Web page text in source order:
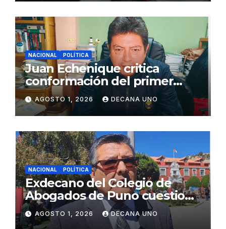
NACIONAL POLÍTICA
Juan Echenique critica
conformación del primer
gabinete ministerial de Keiko
Fujimori
AGOSTO 1, 2026 DECANA UNO
NACIONAL POLÍTICA
Exdecano del Colegio de
Abogados de Puno cuestiona
propuestas sobre seguridad
ciudadana
AGOSTO 1, 2026 DECANA UNO